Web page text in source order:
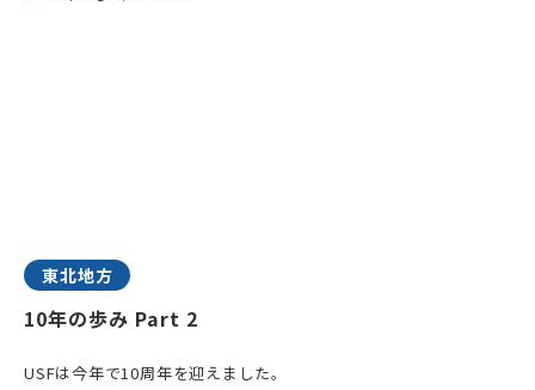
東北地方
10年の歩み Part 2
USFは今年で10周年を迎えました。